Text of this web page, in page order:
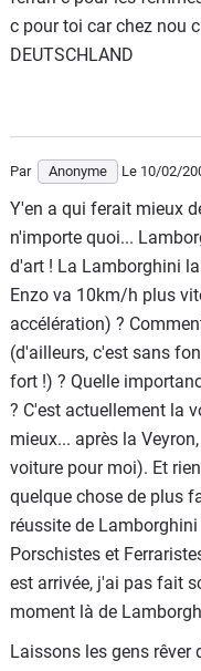
c pour toi car chez nou
DEUTSCHLAND
Par Anonyme Le 10/02/
Y'en a qui ferait mieux
n'importe quoi...
d'art ! La Lamborghini
Enzo va 10km/h plus
accélération) ?
(d'ailleurs, c'est sans
fort !) ? Quelle
? C'est actuellement la
mieux... après la
voiture pour moi). Et
quelque chose de plus
réussite de
Porschistes et
est arrivée, j'ai pas fait
moment là de
Laissons les gens rêver